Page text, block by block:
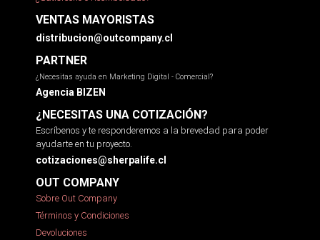
VENTAS MAYORISTAS
distribucion@outcompany.cl
PARTNER
¿Necesitas ayuda en Marketing Digital - Comercial?
Agencia BIZEN
¿NECESITAS UNA COTIZACIÓN?
Escríbenos y te responderemos a la brevedad para poder
ayudarte en tu proyecto.
cotizaciones@sherpalife.cl
OUT COMPANY
Sobre Out Company
Términos y Condiciones
Devoluciones